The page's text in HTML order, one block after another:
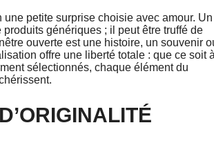
petite surprise choisie avec amour. Un
génériques ; il peut être truffé de
ouverte est une histoire, un souvenir
offre une liberté totale : que ce soit à
sélectionnés, chaque élément du